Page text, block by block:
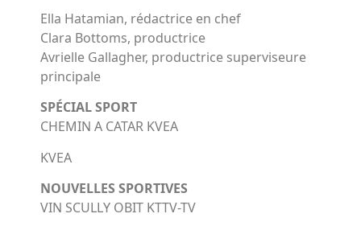
Ella Hatamian, rédactrice en chef
Clara Bottoms, productrice
Avrielle Gallagher, productrice superviseure
principale
SPÉCIAL SPORT
CHEMIN A CATAR KVEA
KVEA
NOUVELLES SPORTIVES
VIN SCULLY OBIT KTTV-TV